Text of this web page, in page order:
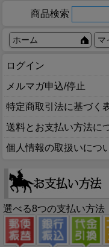
商品検索
ホーム マ
ログイン
メルマガ申込/停止
特定商取引法に基づく
送料とお支払い方法に
個人情報の取扱いにつ
選べる8つの支払い方法